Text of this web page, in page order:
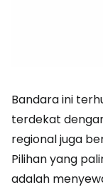
Bandara ini
terdekat
regional juga
Pilihan yang
adalah